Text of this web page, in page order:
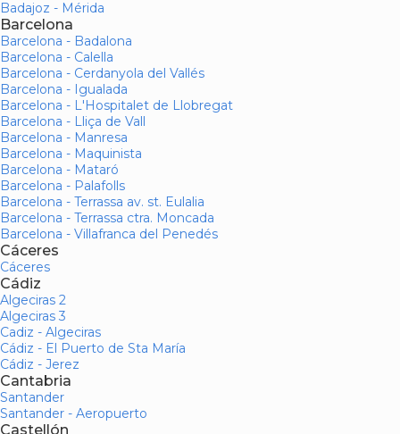
Badajoz - Mérida
Barcelona
Barcelona - Badalona
Barcelona - Calella
Barcelona - Cerdanyola del Vallés
Barcelona - Igualada
Barcelona - L'Hospitalet de Llobregat
Barcelona - Lliça de Vall
Barcelona - Manresa
Barcelona - Maquinista
Barcelona - Mataró
Barcelona - Palafolls
Barcelona - Terrassa av. st. Eulalia
Barcelona - Terrassa ctra. Moncada
Barcelona - Villafranca del Penedés
Cáceres
Cáceres
Cádiz
Algeciras 2
Algeciras 3
Cadiz - Algeciras
Cádiz - El Puerto de Sta María
Cádiz - Jerez
Cantabria
Santander
Santander - Aeropuerto
Castellón